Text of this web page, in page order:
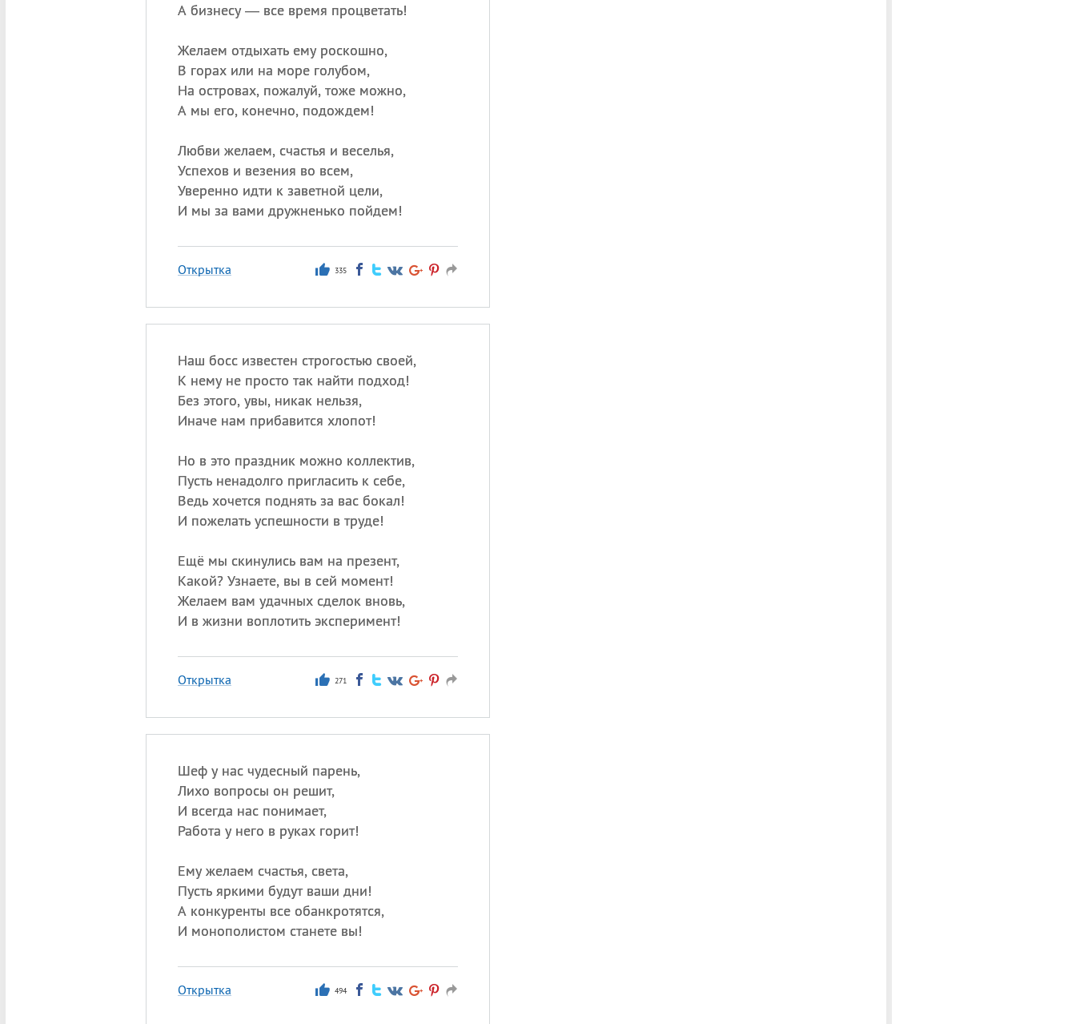
А бизнесу — все время процветать!
Желаем отдыхать ему роскошно,
В горах или на море голубом,
На островах, пожалуй, тоже можно,
А мы его, конечно, подождем!
Любви желаем, счастья и веселья,
Успехов и везения во всем,
Уверенно идти к заветной цели,
И мы за вами дружненько пойдем!
Открытка 335
Наш босс известен строгостью своей,
К нему не просто так найти подход!
Без этого, увы, никак нельзя,
Иначе нам прибавится хлопот!
Но в это праздник можно коллектив,
Пусть ненадолго пригласить к себе,
Ведь хочется поднять за вас бокал!
И пожелать успешности в труде!
Ещё мы скинулись вам на презент,
Какой? Узнаете, вы в сей момент!
Желаем вам удачных сделок вновь,
И в жизни воплотить эксперимент!
Открытка 271
Шеф у нас чудесный парень,
Лихо вопросы он решит,
И всегда нас понимает,
Работа у него в руках горит!
Ему желаем счастья, света,
Пусть яркими будут ваши дни!
А конкуренты все обанкротятся,
И монополистом станете вы!
Открытка 494